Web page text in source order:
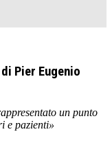
Pier Eugenio
un punto
e pazienti»